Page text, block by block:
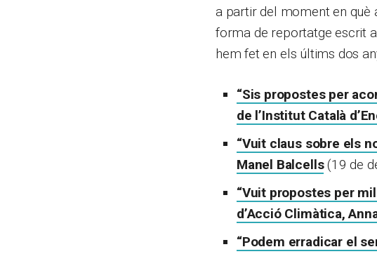
a partir del moment en què
forma de reportatge escrit
hem fet en els últims dos
“Sis propostes per
de l’Institut Català
“Vuit claus sobre els
Manel Balcells(19 de
“Vuit propostes per
d’Acció Climàtica,
“Podem erradicar el